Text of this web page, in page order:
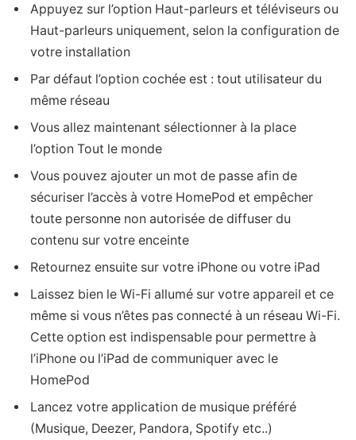
Appuyez sur l’option Haut-parleurs et téléviseurs ou
Haut-parleurs uniquement, selon la configuration de
votre installation
Par défaut l’option cochée est : tout utilisateur du
même réseau
Vous allez maintenant sélectionner à la place
l’option Tout le monde
Vous pouvez ajouter un mot de passe afin de
sécuriser l’accès à votre HomePod et empêcher
toute personne non autorisée de diffuser du
contenu sur votre enceinte
Retournez ensuite sur votre iPhone ou votre iPad
Laissez bien le Wi-Fi allumé sur votre appareil et ce
même si vous n’êtes pas connecté à un réseau Wi-Fi.
Cette option est indispensable pour permettre à
l’iPhone ou l’iPad de communiquer avec le
HomePod
Lancez votre application de musique préféré
(Musique, Deezer, Pandora, Spotify etc..)